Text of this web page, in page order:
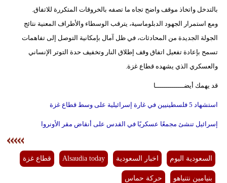
بالتدخل واتخاذ موقف واضح تجاه ما تصفه بالخروقات المتكررة للاتفاق.
ومع استمرار الجهود الدبلوماسية، يترقب الوسطاء والأطراف المعنية نتائج
الجولة الجديدة من المحادثات، في ظل آمال بإمكانية التوصل إلى تفاهمات
تسمح بإعادة تفعيل اتفاق وقف إطلاق النار وتخفيف حدة التوتر الإنساني
والعسكري الذي يشهده قطاع غزة.
قد يهمك أيضــــــــــــــا
استشهاد 5 فلسطينيين في غارة إسرائيلية على وسط قطاع غزة
إسرائيل تنشئ مجمعًا عسكريًا في القدس على أنقاض مقر الأونروا
السعودية اليوم اخبار السعودية Alsaudia today قطاع غزة
بنيامين نتنياهو حركة حماس